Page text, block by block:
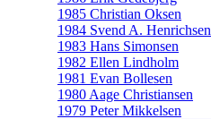
1985 Christian Oksen
1984 Svend A. Henrichsen
1983 Hans Simonsen
1982 Ellen Lindholm
1981 Evan Bollesen
1980 Aage Christiansen
1979 Peter Mikkelsen